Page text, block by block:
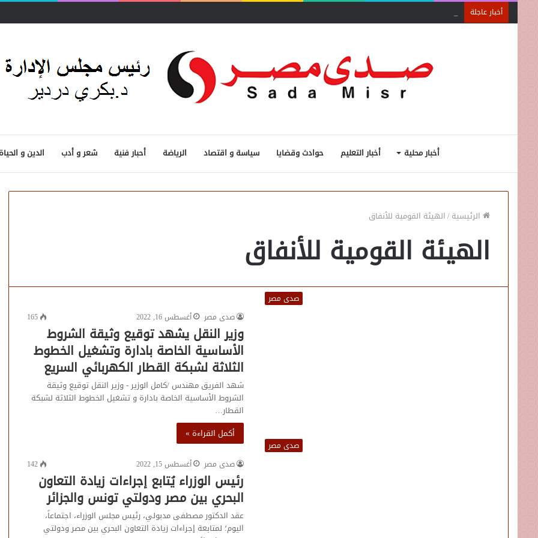
أخبار عاجلة جمعية الخبراء: 5 مميزات ضريبية في مبادرة «مزرعتك في مصر»
أخبار محلية أخبار التعليم حوادث وقضايا سياسة و اقتصاد الرياضة أحبار فنية شعر و أدب الدين و الحياة
الرئيسية/الهيئة القومية للأنفاق
الهيئة القومية للأنفاق
صدى مصر
صدى مصر
أغسطس 16, 2022 165
وزير النقل يشهد توقيع وثيقة الشروط
الأساسية الخاصة بادارة وتشغيل الخطوط
الثلاثة لشبكة القطار الكهربائي السريع
شهد الفريق مهندس /كامل الوزير - وزير النقل توقيع وثيقة
الشروط الأساسية الخاصة بادارة و تشغيل الخطوط الثلاثة لشبكة
القطار…
أكمل القراءة »
صدى مصر
صدى مصر
أغسطس 15, 2022 142
رئيس الوزراء يُتابع إجراءات زيادة التعاون
البحري بين مصر ودولتي تونس والجزائر
عقد الدكتور مصطفى مدبولي، رئيس مجلس الوزراء، اجتماعاً،
اليوم؛ لمتابعة إجراءات زيادة التعاون البحري بين مصر ودولتي